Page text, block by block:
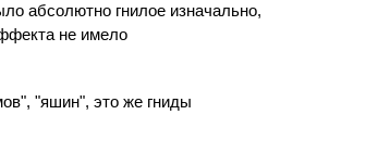
абсолютно гнилое изначально,
не имело
"яшин", это же гниды